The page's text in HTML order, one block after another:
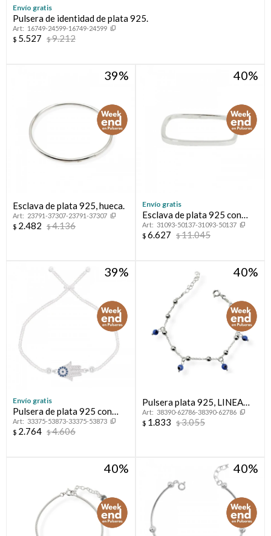
Envío gratis
Pulsera de identidad de plata 925.
16749-24599-16749-24599
$ 5.527 $9.212
39
Esclava de plata 925, hueca.
23791-37307-23791-37307
$ 2.482 $4.136
40
Envío gratis
Esclava de plata 925 con
cierre de caja.
31093-50137-31093-50137
$ 6.627 $11.045
39
Envío gratis
Pulsera de plata 925 con
circonias, MANO DE
FATIMA.
33375-53873-33375-53873
$ 2.764 $4.606
40
Pulsera plata 925, LINEA
NAZAR.38390-62786-38390-62786
$ 1.833 $3.055
40 40